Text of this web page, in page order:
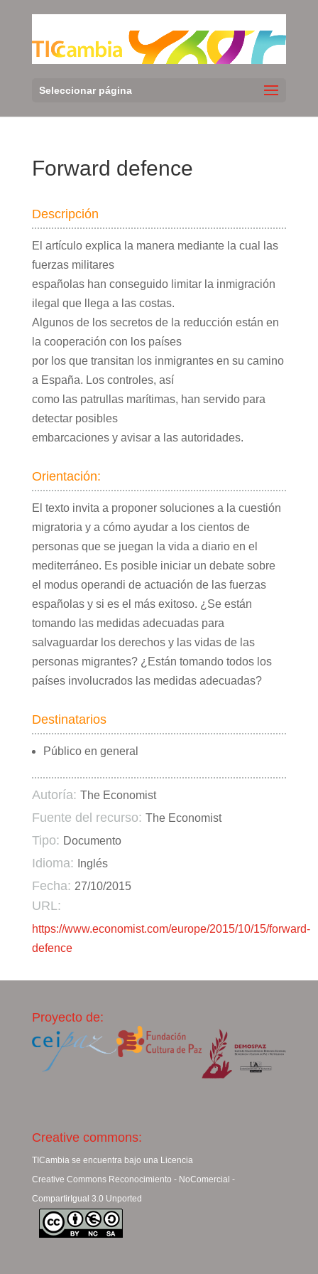
Seleccionar página
Forward defence
Descripción
El artículo explica la manera mediante la cual las
fuerzas militares
españolas han conseguido limitar la inmigración
ilegal que llega a las costas.
Algunos de los secretos de la reducción están en
la cooperación con los países
por los que transitan los inmigrantes en su camino
a España. Los controles, así
como las patrullas marítimas, han servido para
detectar posibles
embarcaciones y avisar a las autoridades.
Orientación:
El texto invita a proponer soluciones a la cuestión
migratoria y a cómo ayudar a los cientos de
personas que se juegan la vida a diario en el
mediterráneo. Es posible iniciar un debate sobre
el modus operandi de actuación de las fuerzas
españolas y si es el más exitoso. ¿Se están
tomando las medidas adecuadas para
salvaguardar los derechos y las vidas de las
personas migrantes? ¿Están tomando todos los
países involucrados las medidas adecuadas?
Destinatarios
Público en general
Autoría: The Economist
Fuente del recurso: The Economist
Tipo: Documento
Idioma: Inglés
Fecha: 27/10/2015
URL:
https://www.economist.com/europe/2015/10/15/forward-
defence
Proyecto de:
Creative commons:
TICambia se encuentra bajo una Licencia
Creative Commons Reconocimiento - NoComercial -
CompartirIgual 3.0 Unported